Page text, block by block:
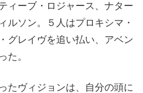
ィーブ・ロジャース、ナター
ルソン。５人はプロキシマ・
グレイヴを追い払い、アベン
た。
たヴィジョンは、自分の頭に